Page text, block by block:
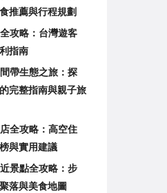
推薦與行程規劃
攻略：台灣遊客
指南
帶生態之旅：探
完整指南與親子旅
全攻略：高空住
與實用建議
景點全攻略：步
落與美食地圖